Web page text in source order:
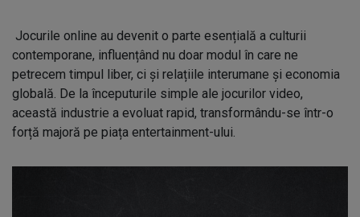
Jocurile online au devenit o parte esențială a culturii
contemporane, influențând nu doar modul în care ne
petrecem timpul liber, ci și relațiile interumane și economia
globală. De la începuturile simple ale jocurilor video,
această industrie a evoluat rapid, transformându-se într-o
forță majoră pe piața entertainment-ului.